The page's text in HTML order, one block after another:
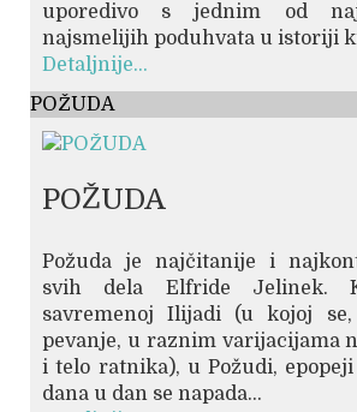
uporedivo s jednim od
najsmelijih poduhvata u istoriji
Detaljnije...
POŽUDA
POŽUDA
Požuda je najčitanije i
svih dela Elfride Jelinek.
savremenoj Ilijadi (u kojoj
pevanje, u raznim varijacijama
i telo ratnika), u Požudi,
dana u dan se napada...